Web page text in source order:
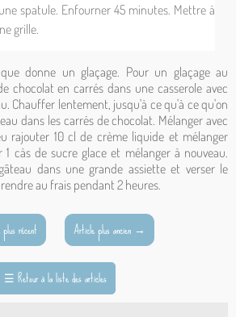
spatule. Enfourner 45 minutes. Mettre à
grille.
donne un glaçage. Pour un glaçage au
chocolat en carrés dans une casserole avec
Chauffer lentement, jusqu'à ce qu'à ce qu'on
dans les carrés de chocolat. Mélanger avec
rajouter 10 cl de crème liquide et mélanger
1 càs de sucre glace et mélanger à nouveau.
dans une grande assiette et verser le
au frais pendant 2 heures.
récent Article plus ancien →
☰Retour à la liste des articles